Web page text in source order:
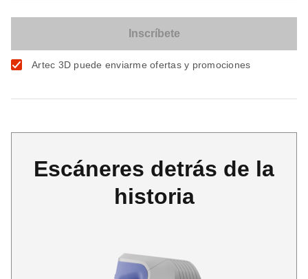
Artec 3D puede enviarme ofertas y promociones
Escáneres detrás de la
historia